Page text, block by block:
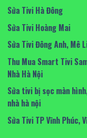
Sửa Tivi Hà Đông
Sửa Tivi Hoàng Mai
Sửa Tivi Đông Anh, Mê
Thu Mua Smart Tivi
Nhà Hà Nội
Sửa tivi bị sọc màn
nhà hà nội
Sửa Tivi TP Vĩnh Phúc,